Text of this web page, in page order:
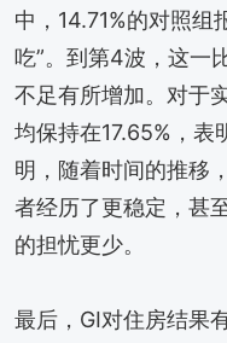
中，14.71%的对照组
吃”。到第4波，这一
不足有所增加。对于
均保持在17.65%，表
明，随着时间的推移
者经历了更稳定，甚
的担忧更少。
最后，GI对住房结果